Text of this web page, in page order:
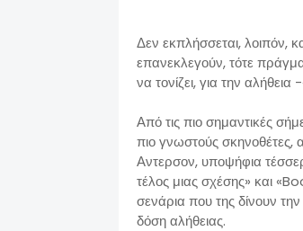
Δεν εκπλήσσεται, λοιπόν,
επανεκλεγούν, τότε
να τονίζει, για την αλήθεια
Από τις πιο σημαντικές
πιο γνωστούς
Αντερσον, υποψήφια
τέλος μιας σχέσης» και
σενάρια που της δίνουν
δόση αλήθειας.